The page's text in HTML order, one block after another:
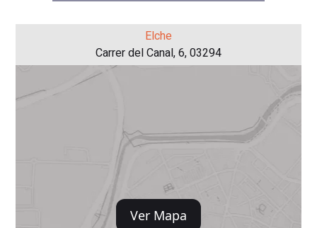
Elche
Carrer del Canal, 6, 03294
Ver Mapa